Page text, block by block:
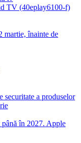
TV (40eplay6100-f)
martie, înainte de
a produselor
până în 2027. Apple